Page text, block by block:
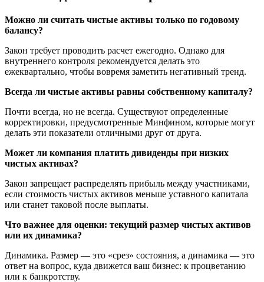
Можно ли считать чистые активы только по годовому
балансу?
Закон требует проводить расчет ежегодно. Однако для
внутреннего контроля рекомендуется делать это
ежеквартально, чтобы вовремя заметить негативный тренд.
Всегда ли чистые активы равны собственному капиталу?
Почти всегда, но не всегда. Существуют определенные
корректировки, предусмотренные Минфином, которые могут
делать эти показатели отличными друг от друга.
Может ли компания платить дивиденды при низких
чистых активах?
Закон запрещает распределять прибыль между участниками,
если стоимость чистых активов меньше уставного капитала
или станет таковой после выплаты.
Что важнее для оценки: текущий размер чистых активов
или их динамика?
Динамика. Размер — это «срез» состояния, а динамика — это
ответ на вопрос, куда движется ваш бизнес: к процветанию
или к банкротству.